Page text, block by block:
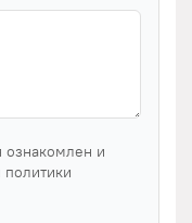
ознакомлен и